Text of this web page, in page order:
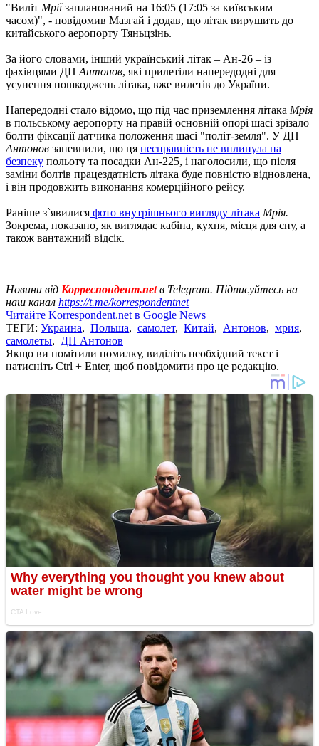
"Виліт Мріїзапланований на 16:05 (17:05 за київським
часом)", - повідомив Мазгай і додав, що літак вирушить до
китайського аеропорту Тяньцзінь.
За його словами, інший український літак – Ан-26 – із
фахівцями ДП Антонов, які прилетіли напередодні для
усунення пошкоджень літака, вже вилетів до України.
Напередодні стало відомо, що під час приземлення літака Мрія
в польському аеропорту на правій основній опорі шасі зрізало
болти фіксації датчика положення шасі "політ-земля". У ДП
Антонов запевнили, що ця несправність не вплинула на
безпеку польоту та посадки Ан-225, і наголосили, що після
заміни болтів працездатність літака буде повністю відновлена, ​​
і він продовжить виконання комерційного рейсу.
Раніше з`явилися фото внутрішнього вигляду літака Мрія.
Зокрема, показано, як виглядає кабіна, кухня, місця для сну, а
також вантажний відсік.
Новини від Корреспондент.netв Telegram. Підписуйтесь на
наш канал https://t.me/korrespondentnet
Читайте Korrespondent.net в Google News
ТЕГИ: Украина, Польша, самолет, Китай, Антонов, мрия,
самолеты, ДП Антонов
Якщо ви помітили помилку, виділіть необхідний текст і
натисніть Ctrl + Enter, щоб повідомити про це редакцію.